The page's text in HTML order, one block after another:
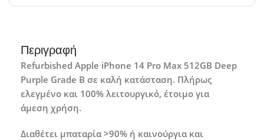
Περιγραφή
Refurbished Apple iPhone 14 Pro Max 512GB Deep
Purple Grade B σε καλή κατάσταση. Πλήρως
ελεγμένο και 100% λειτουργικό, έτοιμο για
άμεση χρήση.
Διαθέτει μπαταρία >90% ή καινούργια και